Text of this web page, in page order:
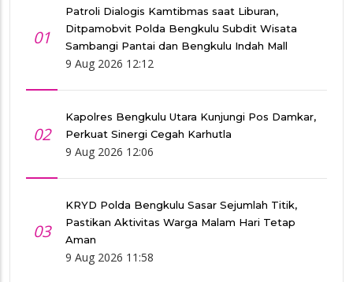
01
Patroli Dialogis Kamtibmas saat Liburan,
Ditpamobvit Polda Bengkulu Subdit Wisata
Sambangi Pantai dan Bengkulu Indah Mall
9 Aug 2026 12:12
02
Kapolres Bengkulu Utara Kunjungi Pos Damkar,
Perkuat Sinergi Cegah Karhutla
9 Aug 2026 12:06
03
KRYD Polda Bengkulu Sasar Sejumlah Titik,
Pastikan Aktivitas Warga Malam Hari Tetap
Aman
9 Aug 2026 11:58